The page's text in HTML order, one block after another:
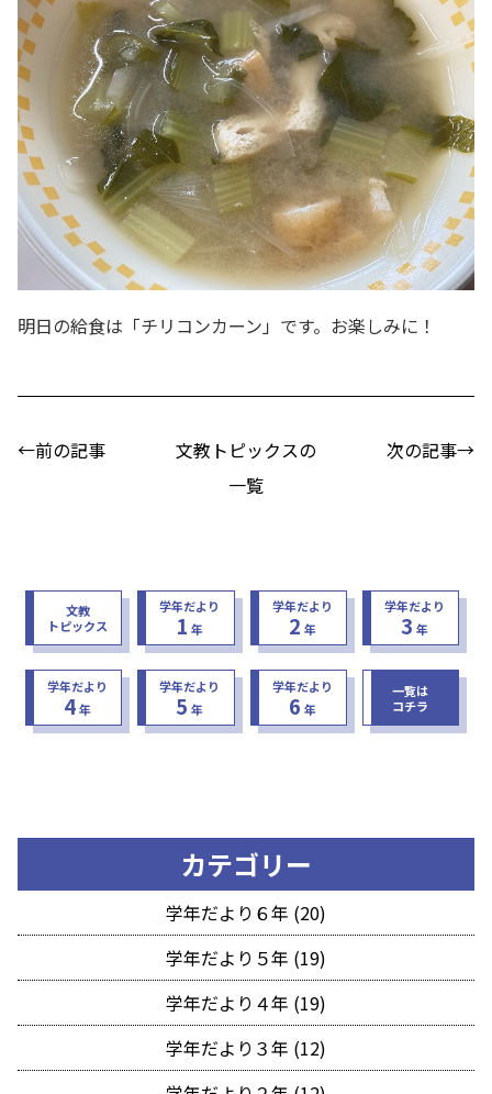
明日の給食は「チリコンカーン」です。お楽しみに！
←前の記事
文教トピックスの
一覧
次の記事→
文教
トピックス
学年だより
1 年
学年だより
2 年
学年だより
3 年
学年だより
4年
学年だより
5 年
学年だより
6 年
一覧は
コチラ
カテゴリー
学年だより６年 (20)
学年だより５年 (19)
学年だより４年 (19)
学年だより３年 (12)